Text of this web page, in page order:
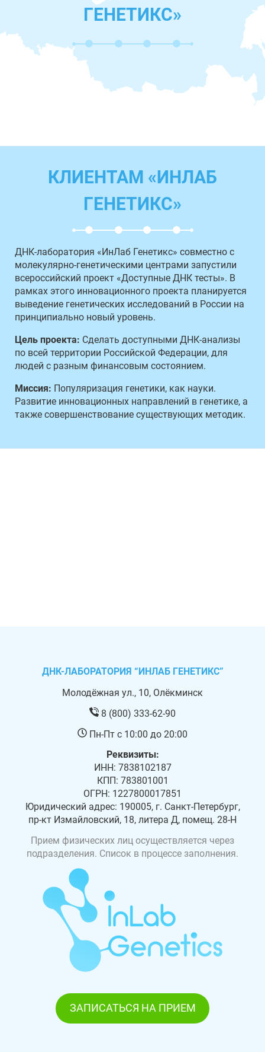
ГЕНЕТИКС»
КЛИЕНТАМ «ИНЛАБ
ГЕНЕТИКС»
ДНК-лаборатория «ИнЛаб Генетикс» совместно с
молекулярно-генетическими центрами запустили
всероссийский проект «Доступные ДНК тесты». В
рамках этого инновационного проекта планируется
выведение генетических исследований в России на
принципиально новый уровень.
Цель проекта: Сделать доступными ДНК-анализы
по всей территории Российской Федерации, для
людей с разным финансовым состоянием.
Миссия: Популяризация генетики, как науки.
Развитие инновационных направлений в генетике, а
также совершенствование существующих методик.
ДНК-ЛАБОРАТОРИЯ “ИНЛАБ ГЕНЕТИКС”
Молодёжная ул., 10, Олёкминск
8 (800) 333-62-90
Пн-Пт с 10:00 до 20:00
Реквизиты:
ИНН: 7838102187
КПП: 783801001
ОГРН: 1227800017851
Юридический адрес: 190005, г. Санкт-Петербург,
пр-кт Измайловский, 18, литера Д, помещ. 28-Н
Прием физических лиц осуществляется через
подразделения. Список в процессе заполнения.
ЗАПИСАТЬСЯ НА ПРИЕМ